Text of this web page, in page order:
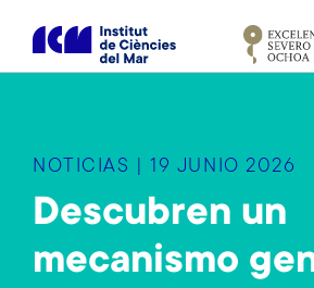
i
NOTICIAS | 19 JUNIO 2026
Descubren un
mecanismo